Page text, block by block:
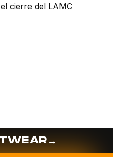
cierre del LAMC
→